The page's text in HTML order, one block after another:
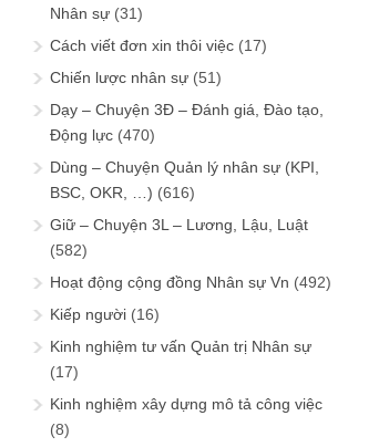
Nhân sự (31)
Cách viết đơn xin thôi việc (17)
Chiến lược nhân sự (51)
Dạy – Chuyện 3Đ – Đánh giá, Đào tạo,
Động lực (470)
Dùng – Chuyện Quản lý nhân sự (KPI,
BSC, OKR, …) (616)
Giữ – Chuyện 3L – Lương, Lậu, Luật
(582)
Hoạt động cộng đồng Nhân sự Vn (492)
Kiếp người (16)
Kinh nghiệm tư vấn Quản trị Nhân sự
(17)
Kinh nghiệm xây dựng mô tả công việc
(8)